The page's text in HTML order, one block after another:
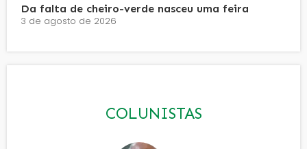
Da falta de cheiro-verde nasceu uma feira
3 de agosto de 2026
COLUNISTAS